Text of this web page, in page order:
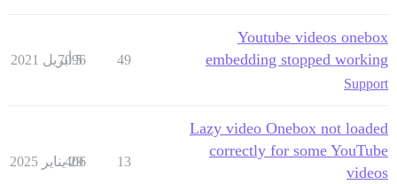
Youtube videos onebox
embedding stopped working
Support
49
7096
5 أبريل 2021
Lazy video Onebox not loaded
correctly for some YouTube
videos
13
406
29 يناير 2025